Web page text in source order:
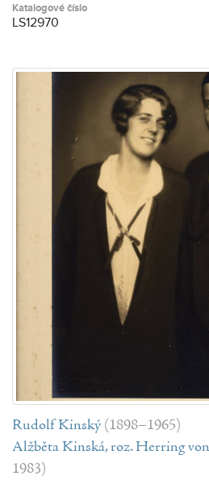
Katalogové číslo
LS12970
Rudolf Kinský (1898–1965)
Alžběta Kinská, roz. Herring
1983)